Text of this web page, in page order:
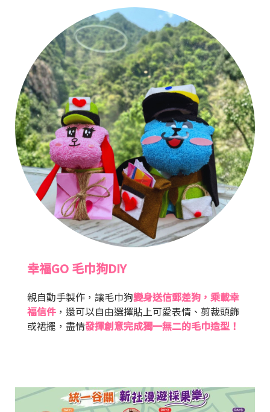
幸福GO 毛巾狗DIY
親自動手製作，讓毛巾狗變身送信郵差狗，乘載幸
福信件 ，還可以自由選擇貼上可愛表情、剪裁頭飾
或裙擺，盡情發揮創意完成獨一無二的毛巾造型！